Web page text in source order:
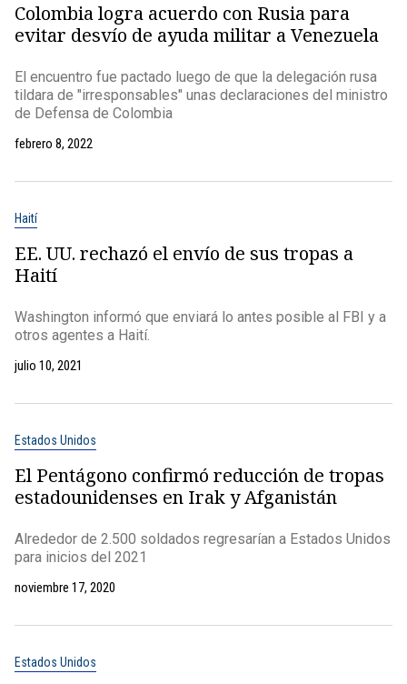
Colombia logra acuerdo con Rusia para
evitar desvío de ayuda militar a Venezuela
El encuentro fue pactado luego de que la delegación rusa
tildara de "irresponsables" unas declaraciones del ministro
de Defensa de Colombia
febrero 8, 2022
Haití
EE. UU. rechazó el envío de sus tropas a
Haití
Washington informó que enviará lo antes posible al FBI y a
otros agentes a Haití.
julio 10, 2021
Estados Unidos
El Pentágono confirmó reducción de tropas
estadounidenses en Irak y Afganistán
Alrededor de 2.500 soldados regresarían a Estados Unidos
para inicios del 2021
noviembre 17, 2020
Estados Unidos